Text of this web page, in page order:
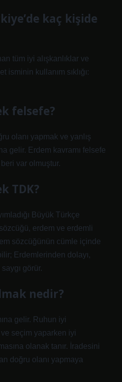
kaç kişide
tüm iyi alışkanlıklar ve
isminin kullanım sıklığı:
felsefe?
olanı yapmak ve yanlış
gelir. Erdem kavramı felsefe
var olmuştur.
TDK?
Büyük Türkçe
erdem ve erdemli
sözcüğünün cümle içinde
Erdemlerinden dolayı,
görür.
nedir?
gelir. Ruhun iyi
ve seçim yaparken iyi
olanak tanır. İradesini
doğru olanı yapmaya